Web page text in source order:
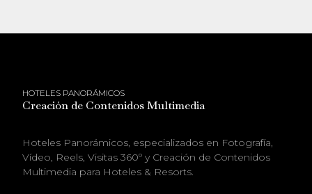
HOTELES PANORÁMICOS
Creación de Contenidos Multimedia
Hoteles Panorámicos, especializados en Fotografía,
Vídeo, Reels, Visitas 360º y Creación de Contenidos
Multimedia para Hoteles & Resorts.